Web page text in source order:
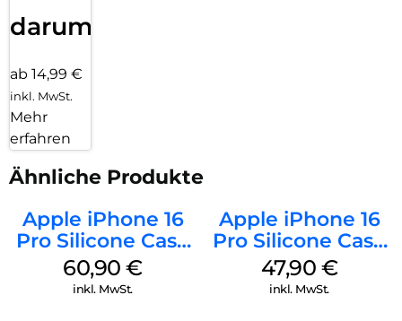
darum!
ab 14,99 €
inkl. MwSt.
Mehr
erfahren
Ähnliche Produkte
Apple iPhone 16
Pro Silicone Case
MagSafe Stone
Gray
60,90€
inkl. MwSt.
Apple iPhone 16
Pro Silicone Case
MagSafe Denim
47,90 €
inkl. MwSt.